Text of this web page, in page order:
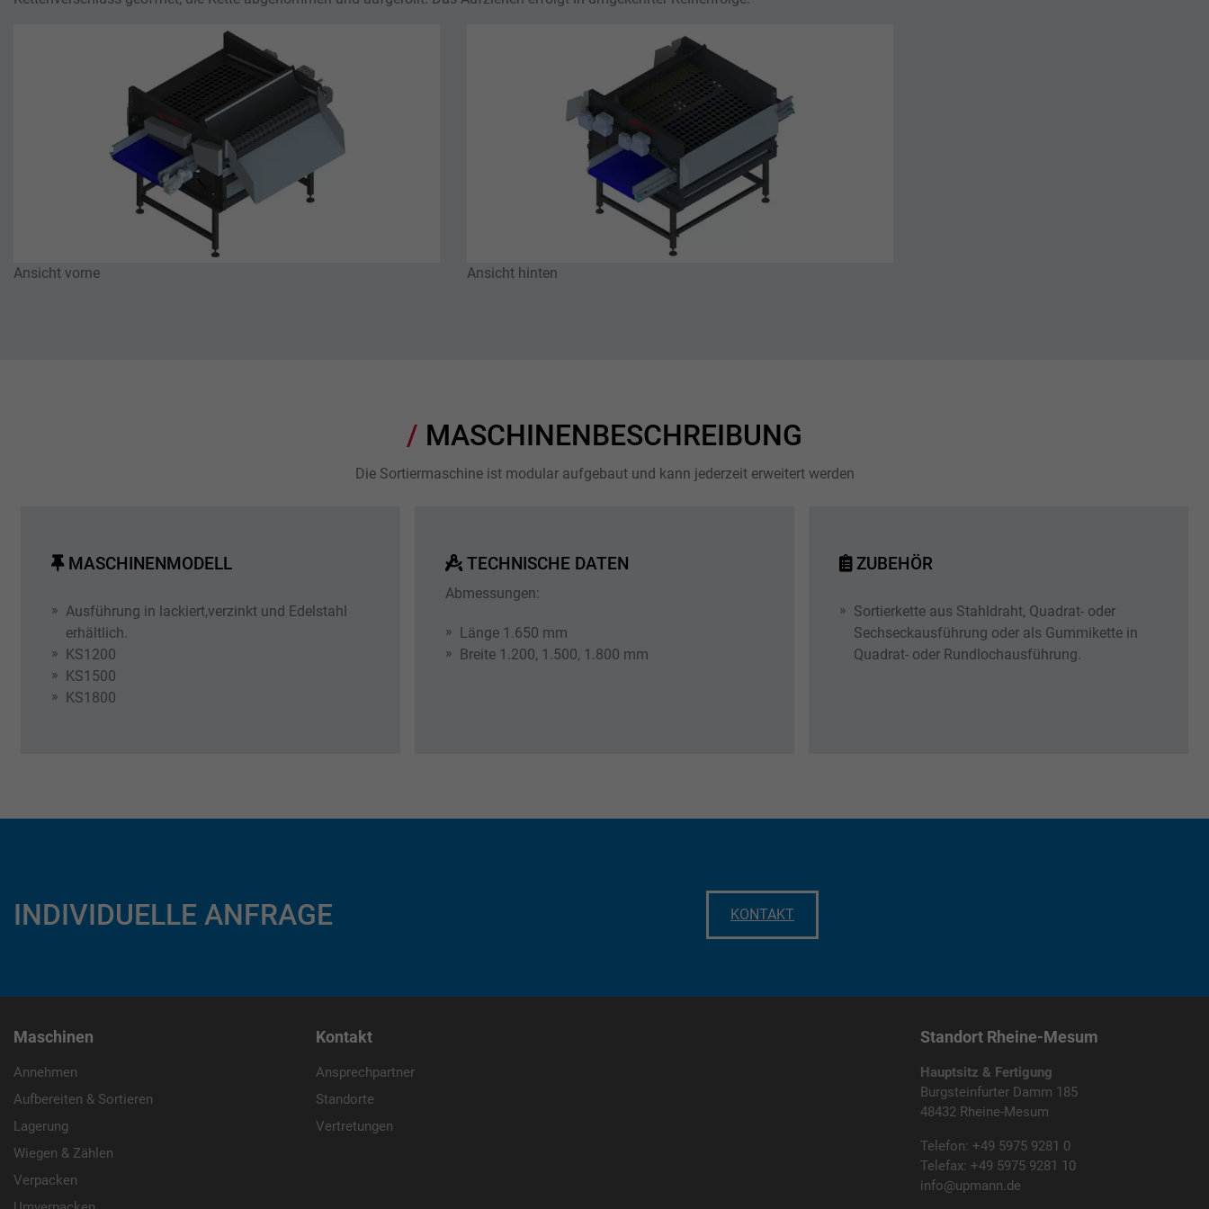
Ansicht vorne Ansicht hinten
MASCHINENBESCHREIBUNG
Die Sortiermaschine ist modular aufgebaut und kann jederzeit erweitert werden
MASCHINENMODELL
Ausführung in lackiert,verzinkt und Edelstahl
erhältlich.
KS1200
KS1500
KS1800
TECHNISCHE DATEN
Abmessungen:
Länge 1.650 mm
Breite 1.200, 1.500, 1.800 mm
ZUBEHÖR
Sortierkette aus Stahldraht, Quadrat- oder
Sechseckausführung oder als Gummikette in
Quadrat- oder Rundlochausführung.
INDIVIDUELLE ANFRAGE KONTAKT
Maschinen
Annehmen
Aufbereiten & Sortieren
Lagerung
Wiegen & Zählen
Verpacken
Kontakt
Ansprechpartner
Standorte
Vertretungen
Standort Rheine-Mesum
Hauptsitz & Fertigung
Burgsteinfurter Damm 185
48432 Rheine-Mesum
Telefon: +49 5975 9281 0
Telefax: +49 5975 9281 10
info@upmann.de
Dieses Cookie wird verwendet, um Ihre Cookie-
stammen, und die Seiten in anonymisierter Form.
Dieses Cookie wird von Google Analytics
installiert. Das Cookie wird verwendet, um
Besucher-, Sitzungs- und Kampagnendaten zu
berechnen und die Nutzung der Website für den
Anbieter Google LLC